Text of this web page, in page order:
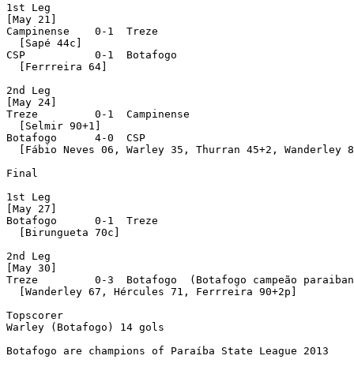
1st Leg
[May 21]
Campinense    0-1  Treze
  [Sapé 44c]
CSP           0-1  Botafogo
  [Ferrreira 64]
2nd Leg
[May 24]
Treze         0-1  Campinense
  [Selmir 90+1]
Botafogo      4-0  CSP
[Fábio Neves 06, Warley 35, Thurran 45+2, Wanderley
Final
1st Leg
[May 27]
Botafogo      0-1  Treze
  [Birungueta 70c]
2nd Leg
[May 30]
Treze         0-3  Botafogo  (Botafogo campeão
  [Wanderley 67, Hércules 71, Ferrreira 90+2p]
Topscorer
Warley (Botafogo) 14 gols
Botafogo are champions of Paraíba State League 2013